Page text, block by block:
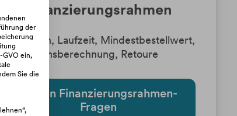
Finanzierungsrahmen
z. B. Raten, Laufzeit, Mindestbestellwert,
Zinsberechnung, Retoure
Zu den Finanzierungsrahmen-
Fragen
der
GVO ein,
Sie die